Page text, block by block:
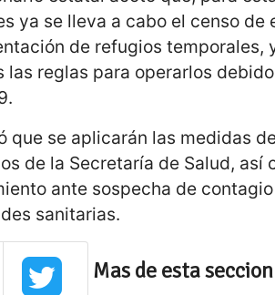
ya se lleva a cabo el censo de
de refugios temporales,
las reglas para operarlos
que se aplicarán las medidas
de la Secretaría de Salud, así
ante sospecha de
sanitarias.
Mas de esta